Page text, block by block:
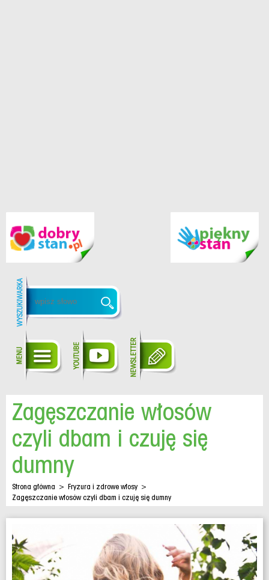
Zagęszczanie włosów
czyli dbam i czuję się
dumny
Strona główna > Fryzura i zdrowe włosy >
Zagęszczanie włosów czyli dbam i czuję się dumny